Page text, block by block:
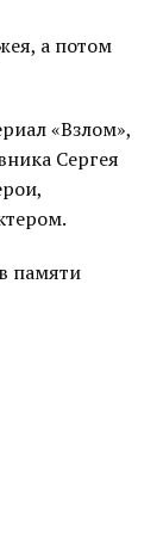
а потом
«Взлом»,
Сергея
памяти